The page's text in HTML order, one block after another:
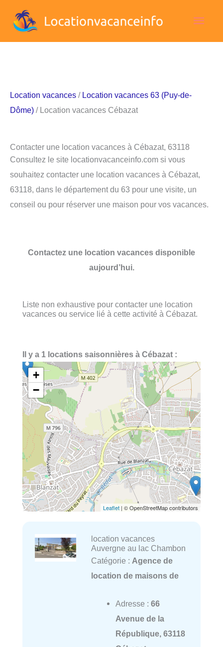
Location vacances / Location vacances 63 (Puy-de-
Dôme) / Location vacances Cébazat
Contacter une location vacances à Cébazat, 63118
Consultez le site locationvacanceinfo.com si vous
souhaitez contacter une location vacances à Cébazat,
63118, dans le département du 63 pour une visite, un
conseil ou pour réserver une maison pour vos vacances.
Contactez une location vacances disponible
aujourd’hui.
Liste non exhaustive pour contacter une location
vacances ou service lié à cette activité à Cébazat.
Il y a 1 locations saisonnières à Cébazat :
+
−
Leaflet | © OpenStreetMap contributors
location vacances
Auvergne au lac Chambon
Catégorie : Agence de
location de maisons de
Adresse : 66
Avenue de la
République, 63118